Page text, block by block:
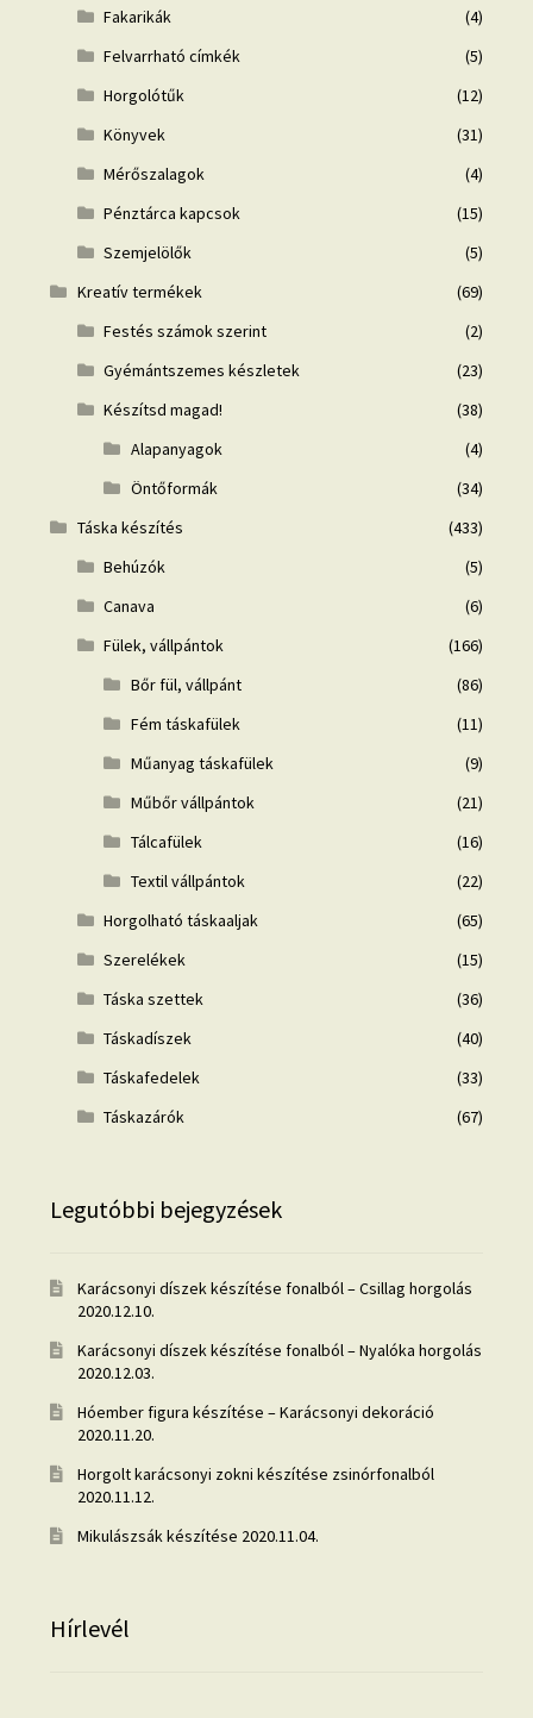
Fakarikák
(4)
Felvarrható címkék
(5)
Horgolótűk
(12)
Könyvek
(31)
Mérőszalagok
(4)
Pénztárca kapcsok
(15)
Szemjelölők
(5)
Kreatív termékek
(69)
Festés számok szerint
(2)
Gyémántszemes készletek
(23)
Készítsd magad!
(38)
Alapanyagok
(4)
Öntőformák
(34)
Táska készítés
(433)
Behúzók
(5)
Canava
(6)
Fülek, vállpántok
(166)
Bőr fül, vállpánt
(86)
Fém táskafülek
(11)
Műanyag táskafülek
(9)
Műbőr vállpántok
(21)
Tálcafülek
(16)
Textil vállpántok
(22)
Horgolható táskaaljak
(65)
Szerelékek
(15)
Táska szettek
(36)
Táskadíszek
(40)
Táskafedelek
(33)
Táskazárók
(67)
Legutóbbi bejegyzések
Karácsonyi díszek készítése fonalból – Csillag horgolás
2020.12.10.
Karácsonyi díszek készítése fonalból – Nyalóka horgolás
2020.12.03.
Hóember figura készítése – Karácsonyi dekoráció
2020.11.20.
Horgolt karácsonyi zokni készítése zsinórfonalból
2020.11.12.
Mikulászsák készítése 2020.11.04.
Hírlevél